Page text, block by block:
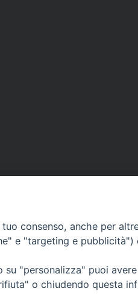
e@mail:
tel: +39 0984 687712
consenso, anche per
e "targeting e pubblicità")
"personalizza" puoi
o chiudendo questa